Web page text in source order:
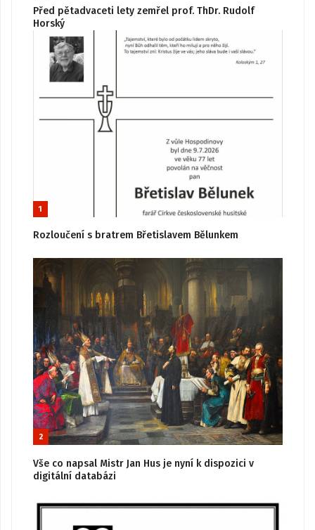
Před pětadvaceti lety zemřel prof. ThDr. Rudolf
Horský
1
Rozloučení s bratrem Břetislavem Bělunkem
2
Vše co napsal Mistr Jan Hus je nyní k dispozici v
digitální databázi